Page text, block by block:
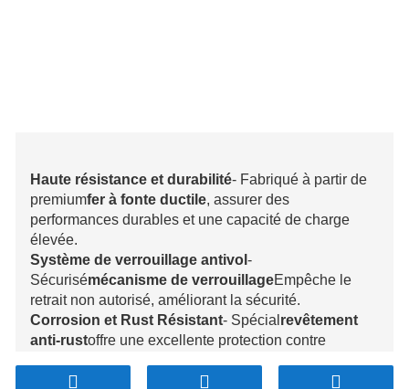
Haute résistance et durabilité- Fabriqué à partir de
premiumfer à fonte ductile, assurer des
performances durables et une capacité de charge
élevée.
Système de verrouillage antivol -
Sécurisémécanisme de verrouillageEmpêche le
retrait non autorisé, améliorant la sécurité.
Corrosion et Rust Résistant- Spécial revêtement
anti-rustoffre une excellente protection contre
Surface résistante au glissement